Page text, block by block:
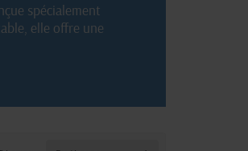
spécialement
elle offre une